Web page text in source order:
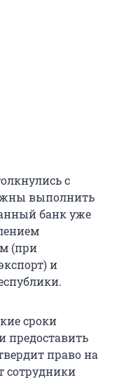
с
выполнить
банк уже
(при
и
сроки
предоставить
право на
сотрудники